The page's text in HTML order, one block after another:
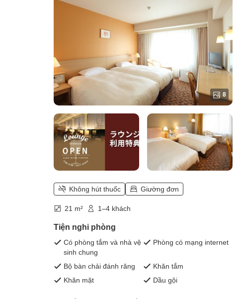
8
Không hút thuốc Giường đơn
21 m² 1–4 khách
Tiện nghi phòng
Có phòng tắm và nhà vệ
sinh chung
Phòng có mạng internet
Bộ bàn chải đánh răng
Khăn tắm
Khăn mặt
Dầu gội